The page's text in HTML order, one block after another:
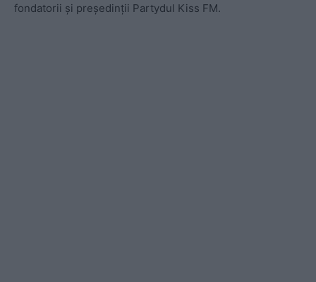
fondatorii și președinții Partydul Kiss FM.